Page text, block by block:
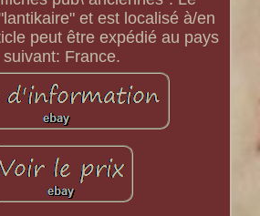
et est localisé à/en
peut être expédié au pays
suivant: France.